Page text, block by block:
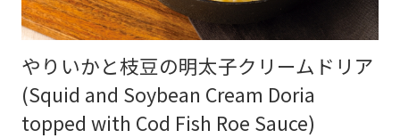
やりいかと枝豆の明太子クリームドリア
(Squid and Soybean Cream Doria
topped with Cod Fish Roe Sauce)